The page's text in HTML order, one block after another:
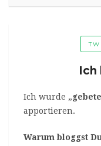
Ich
Ich wurde „
apportieren.
Warum bloggst